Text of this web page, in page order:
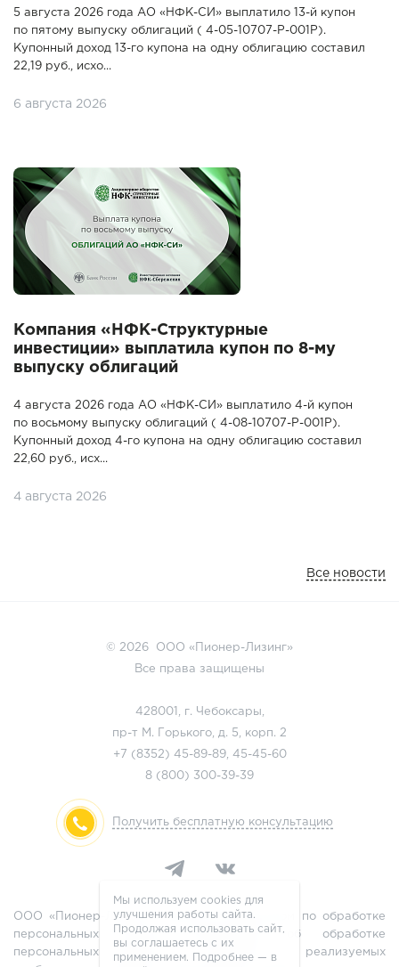
5 августа 2026 года АО «НФК-СИ» выплатило 13-й купон
по пятому выпуску облигаций ( 4-05-10707-P-001P).
Купонный доход 13-го купона на одну облигацию составил
22,19 руб., исхо...
6 августа 2026
Компания «НФК-Структурные
инвестиции» выплатила купон по 8-му
выпуску облигаций
4 августа 2026 года АО «НФК-СИ» выплатило 4-й купон
по восьмому выпуску облигаций ( 4-08-10707-P-001P).
Купонный доход 4-го купона на одну облигацию составил
22,60 руб., исх...
4 августа 2026
Все новости
© 2026 ООО «Пионер-Лизинг»
Все права защищены
428001, г. Чебоксары,
пр-т М. Горького, д. 5, корп. 2
+7 (8352) 45-89-89, 45-45-60
8 (800) 300-39-39
Получить бесплатную консультацию
ООО «Пионер-Лизинг» является оператором по обработке
персональных данных, информация об обработке
персональных данных и сведения о реализуемых
Мы используем cookies для
улучшения работы сайта.
Продолжая использовать сайт,
вы соглашаетесь с их
применением. Подробнее — в